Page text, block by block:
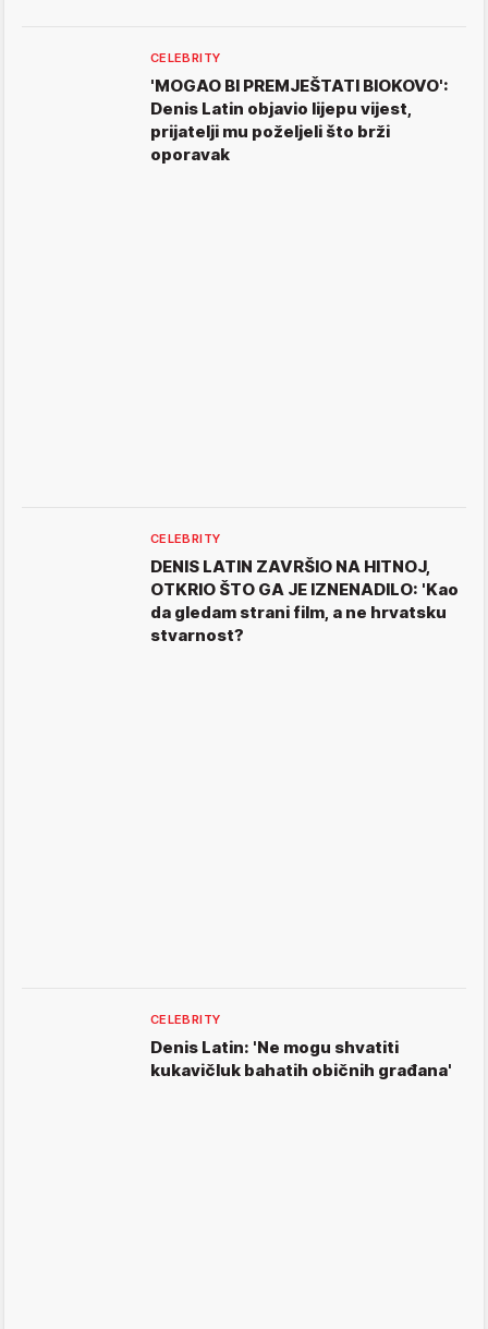
CELEBRITY
'MOGAO BI PREMJEŠTATI BIOKOVO':
Denis Latin objavio lijepu vijest,
prijatelji mu poželjeli što brži
oporavak
CELEBRITY
DENIS LATIN ZAVRŠIO NA HITNOJ,
OTKRIO ŠTO GA JE IZNENADILO: 'Kao
da gledam strani film, a ne hrvatsku
stvarnost?
CELEBRITY
Denis Latin: 'Ne mogu shvatiti
kukavičluk bahatih običnih građana'